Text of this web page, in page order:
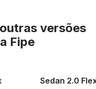
versões
Fipe
Sedan 2.0